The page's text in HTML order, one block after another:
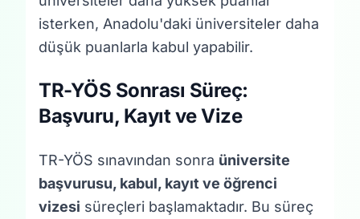
isterken, Anadolu'daki üniversiteler daha
düşük puanlarla kabul yapabilir.
TR-YÖS Sonrası Süreç:
Başvuru, Kayıt ve Vize
TR-YÖS sınavından sonra üniversite
başvurusu, kabul, kayıt ve öğrenci
vizesi süreçleri başlamaktadır. Bu süreç